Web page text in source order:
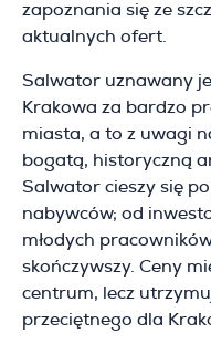
zapoznania się ze
aktualnych ofert.
Salwator uznawany
Krakowa za bardzo
miasta, a to z uwagi
bogatą, historyczną
Salwator cieszy się
nabywców; od
młodych
skończywszy. Ceny
centrum, lecz
przeciętnego dla